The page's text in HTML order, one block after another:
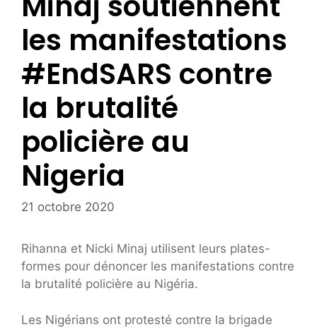
les manifestations
#EndSARS contre
la brutalité
policière au
Nigeria
21 octobre 2020
Rihanna et Nicki Minaj utilisent leurs plates-
formes pour dénoncer les manifestations contre
la brutalité policière au Nigéria.
Les Nigérians ont protesté contre la brigade